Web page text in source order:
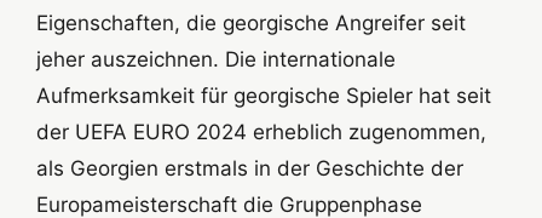
Eigenschaften, die georgische Angreifer seit
jeher auszeichnen. Die internationale
Aufmerksamkeit für georgische Spieler hat seit
der UEFA EURO 2024 erheblich zugenommen,
als Georgien erstmals in der Geschichte der
Europameisterschaft die Gruppenphase